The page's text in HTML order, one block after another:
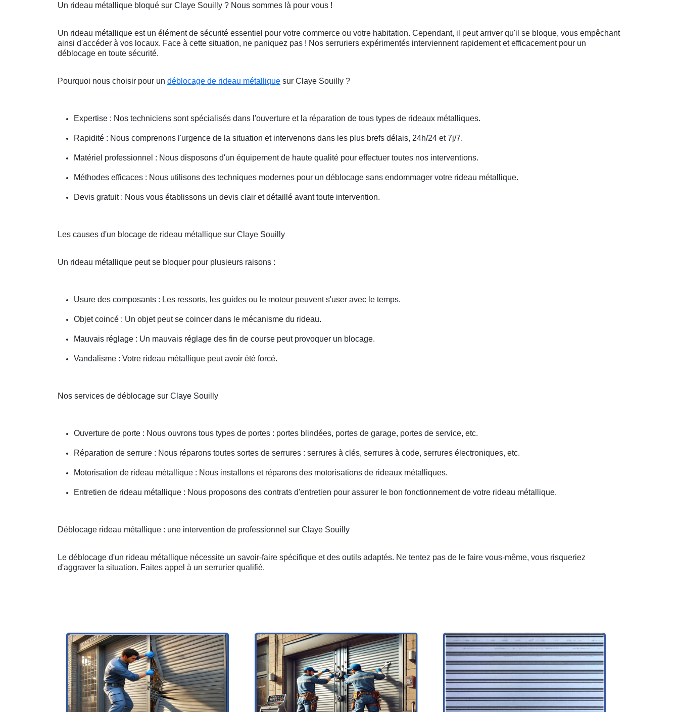
Un rideau métallique bloqué sur Claye Souilly ? Nous sommes là pour vous !
Un rideau métallique est un élément de sécurité essentiel pour votre commerce ou votre habitation. Cependant, il peut arriver qu'il se bloque, vous empêchant
ainsi d'accéder à vos locaux. Face à cette situation, ne paniquez pas ! Nos serruriers expérimentés interviennent rapidement et efficacement pour un
déblocage en toute sécurité.
Pourquoi nous choisir pour un déblocage de rideau métallique sur Claye Souilly ?
Expertise : Nos techniciens sont spécialisés dans l'ouverture et la réparation de tous types de rideaux métalliques.
Rapidité : Nous comprenons l'urgence de la situation et intervenons dans les plus brefs délais, 24h/24 et 7j/7.
Matériel professionnel : Nous disposons d'un équipement de haute qualité pour effectuer toutes nos interventions.
Méthodes efficaces : Nous utilisons des techniques modernes pour un déblocage sans endommager votre rideau métallique.
Devis gratuit : Nous vous établissons un devis clair et détaillé avant toute intervention.
Les causes d'un blocage de rideau métallique sur Claye Souilly
Un rideau métallique peut se bloquer pour plusieurs raisons :
Usure des composants : Les ressorts, les guides ou le moteur peuvent s'user avec le temps.
Objet coincé : Un objet peut se coincer dans le mécanisme du rideau.
Mauvais réglage : Un mauvais réglage des fin de course peut provoquer un blocage.
Vandalisme : Votre rideau métallique peut avoir été forcé.
Nos services de déblocage sur Claye Souilly
Ouverture de porte : Nous ouvrons tous types de portes : portes blindées, portes de garage, portes de service, etc.
Réparation de serrure : Nous réparons toutes sortes de serrures : serrures à clés, serrures à code, serrures électroniques, etc.
Motorisation de rideau métallique : Nous installons et réparons des motorisations de rideaux métalliques.
Entretien de rideau métallique : Nous proposons des contrats d'entretien pour assurer le bon fonctionnement de votre rideau métallique.
Déblocage rideau métallique : une intervention de professionnel sur Claye Souilly
Le déblocage d'un rideau métallique nécessite un savoir-faire spécifique et des outils adaptés. Ne tentez pas de le faire vous-même, vous risqueriez
d'aggraver la situation. Faites appel à un serrurier qualifié.